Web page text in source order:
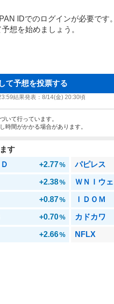
IDでのログインが必要です。
想を始めましょう。
て予想を投票する
結果発表： 8/14(金) 20:30頃
いて行っています。
時間がかかる場合があります。
す
+2.77% パピレス
+2.38% ＷＮＩウェ
+0.87% ＩＤＯＭ
+0.70% カドカワ
+2.66% NFLX